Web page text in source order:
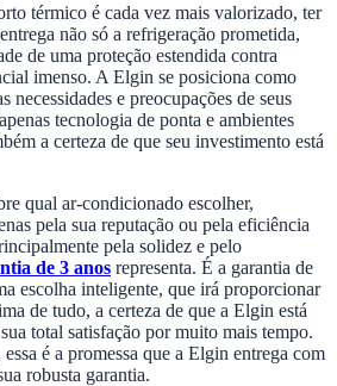
térmico é cada vez mais valorizado, ter
não só a refrigeração prometida,
de uma proteção estendida contra
imenso. A Elgin se posiciona como
necessidades e preocupações de seus
tecnologia de ponta e ambientes
a certeza de que seu investimento está
qual ar-condicionado escolher,
pela sua reputação ou pela eficiência
pela solidez e pelo
de 3 anos representa. É a garantia de
escolha inteligente, que irá proporcionar
de tudo, a certeza de que a Elgin está
total satisfação por muito mais tempo.
é a promessa que a Elgin entrega com
robusta garantia.